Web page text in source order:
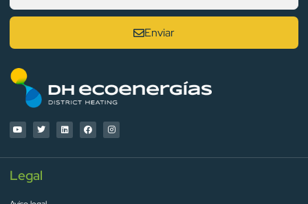
Enviar
Legal